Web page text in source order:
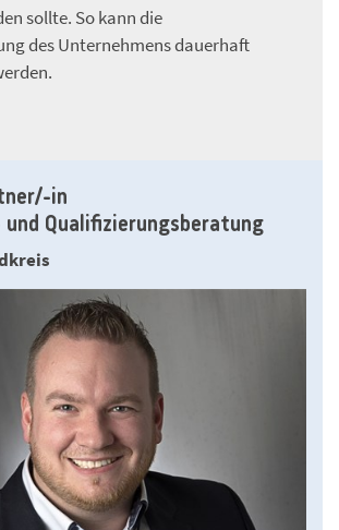
sollte. So kann die
des Unternehmens dauerhaft
in
und Qualifizierungsberatung